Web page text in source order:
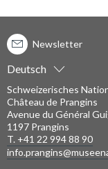
Deutsch
Newsletter
Schweizerisches
Château de Prangins
Avenue du Général
1197 Prangins
T. +41 22 994 88 90